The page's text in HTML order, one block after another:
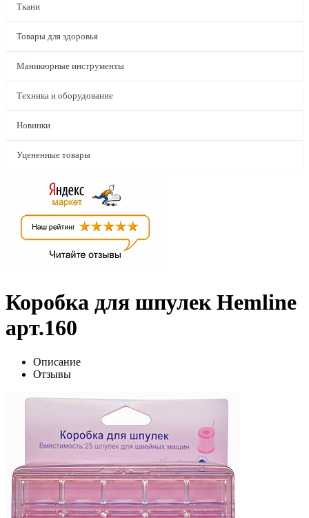
Ткани
Товары для здоровья
Маникюрные инструменты
Техника и оборудование
Новинки
Уцененные товары
Коробка для шпулек Hemline
арт.160
Описание
Отзывы